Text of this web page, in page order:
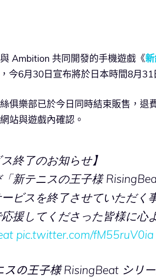
Ambition 共同開發的手機遊戲《
今6月30日宣布將於日本時間8月
俱樂部已於今日同時結束販售，
站與遊戲內確認。
ス終了のお知らせ】
新テニスの王子様
ビスを終了させていただく
援してくださった皆様に心
pic.twitter.com/fM55ruV0ia
の王子様 RisingBeat シリ